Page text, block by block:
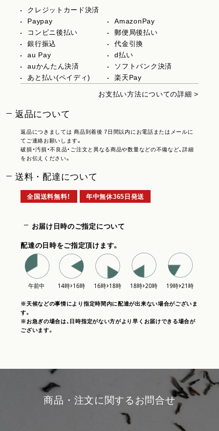
クレジットカード決済
Paypay
AmazonPay
コンビニ後払い
郵便局後払い
銀行振込
代金引換
au Pay
d払い
auかんたん決済
ソフトバンク決済
あと払い(ペイディ)
楽天Pay
お支払い方法についての詳細 >
返品について
返品につきましては 商品到着後 7日間以内にお電話またはメールに
てご連絡お願いします。
破損・汚損・不良品・ご注文と異なる商品や数量などの不備など、詳細
をお伝えください。
送料・配達について
全国送料無料！ 年中無休365日発送
お届け日時のご指定について
配達の日時をご指定頂けます。
※天候などの事情により指定時間内に配達が出来ない場合がございま
す。
※お急ぎの場合は、日時指定がない方がより早くお届けできる場合が
ございます。
商品・注文に関するお問合せ